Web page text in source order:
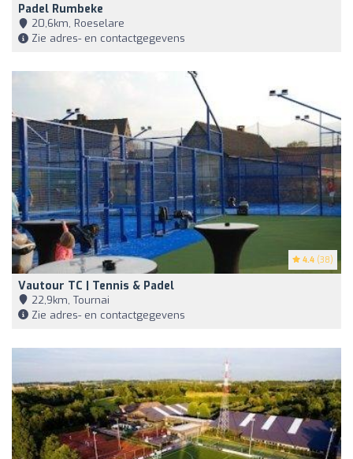
Padel Rumbeke
20,6km, Roeselare
Zie adres- en contactgegevens
4.4 (38)
Vautour TC | Tennis & Padel
22,9km, Tournai
Zie adres- en contactgegevens